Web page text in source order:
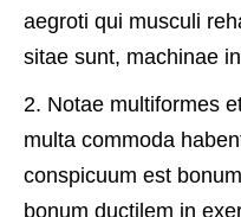
aegroti qui musculi
sitae sunt, machinae
2. Notae multiformes
multa commoda
conspicuum est
bonum ductilem in